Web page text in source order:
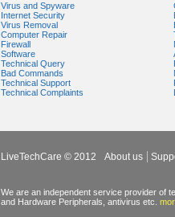
Virus and Spyware
Internet Security
Virus Removal
Computer Repair
Firewall
Software
Technical Query
Bad Commands
Technical Support
Technical Complaints
LiveTechCare © 2012 About us
We are an independent service provider of
and Hardware Peripherals, antivirus etc.